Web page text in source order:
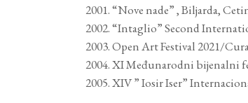
“Nove nade” , Biljarda,
“Intaglio” Second
Open Art Festival 2021/
XI Međunarodni bijenalni
XIV ” Iosir Iser”